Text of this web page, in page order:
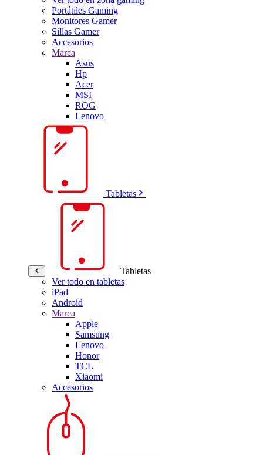
Portátiles Gaming
Monitores Gamer
Sillas Gamer
Accesorios
Marca
Asus
Hp
Acer
MSI
ROG
Lenovo
Tabletas
Tabletas
Ver todo en tabletas
iPad
Android
Marca
Apple
Samsung
Lenovo
Honor
TCL
Xiaomi
Accesorios